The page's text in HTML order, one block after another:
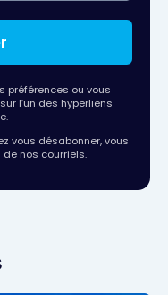
préférences ou vous
l’un des hyperliens
vous désabonner, vous
de nos courriels.